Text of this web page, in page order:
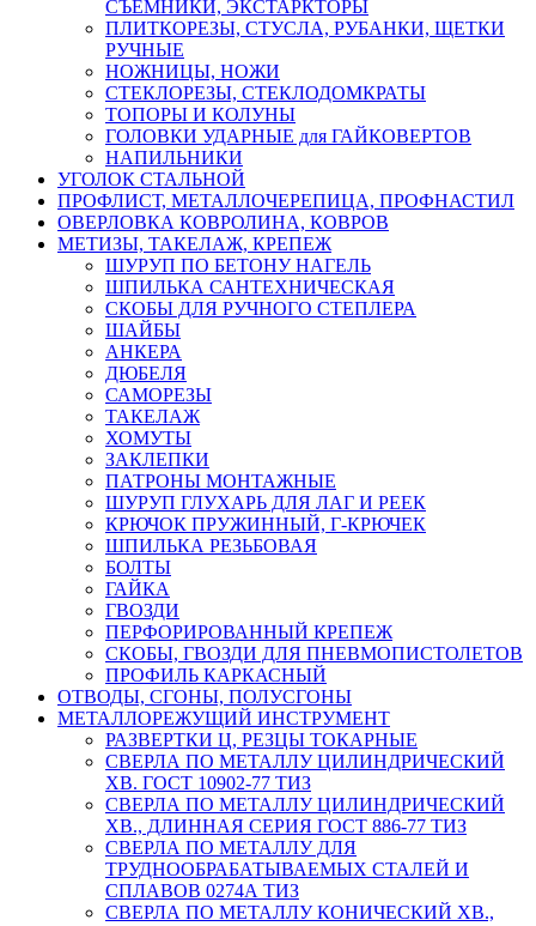
СЪЕМНИКИ, ЭКСТАРКТОРЫ
ПЛИТКОРЕЗЫ, СТУСЛА, РУБАНКИ, ЩЕТКИ
РУЧНЫЕ
НОЖНИЦЫ, НОЖИ
СТЕКЛОРЕЗЫ, СТЕКЛОДОМКРАТЫ
ТОПОРЫ И КОЛУНЫ
ГОЛОВКИ УДАРНЫЕ для ГАЙКОВЕРТОВ
НАПИЛЬНИКИ
УГОЛОК СТАЛЬНОЙ
ПРОФЛИСТ, МЕТАЛЛОЧЕРЕПИЦА, ПРОФНАСТИЛ
ОВЕРЛОВКА КОВРОЛИНА, КОВРОВ
МЕТИЗЫ, ТАКЕЛАЖ, КРЕПЕЖ
ШУРУП ПО БЕТОНУ НАГЕЛЬ
ШПИЛЬКА САНТЕХНИЧЕСКАЯ
СКОБЫ ДЛЯ РУЧНОГО СТЕПЛЕРА
ШАЙБЫ
АНКЕРА
ДЮБЕЛЯ
САМОРЕЗЫ
ТАКЕЛАЖ
ХОМУТЫ
ЗАКЛЕПКИ
ПАТРОНЫ МОНТАЖНЫЕ
ШУРУП ГЛУХАРЬ ДЛЯ ЛАГ И РЕЕК
КРЮЧОК ПРУЖИННЫЙ, Г-КРЮЧЕК
ШПИЛЬКА РЕЗЬБОВАЯ
БОЛТЫ
ГАЙКА
ГВОЗДИ
ПЕРФОРИРОВАННЫЙ КРЕПЕЖ
СКОБЫ, ГВОЗДИ ДЛЯ ПНЕВМОПИСТОЛЕТОВ
ПРОФИЛЬ КАРКАСНЫЙ
ОТВОДЫ, СГОНЫ, ПОЛУСГОНЫ
МЕТАЛЛОРЕЖУЩИЙ ИНСТРУМЕНТ
РАЗВЕРТКИ Ц, РЕЗЦЫ ТОКАРНЫЕ
СВЕРЛА ПО МЕТАЛЛУ ЦИЛИНДРИЧЕСКИЙ
ХВ. ГОСТ 10902-77 ТИЗ
СВЕРЛА ПО МЕТАЛЛУ ЦИЛИНДРИЧЕСКИЙ
ХВ., ДЛИННАЯ СЕРИЯ ГОСТ 886-77 ТИЗ
СВЕРЛА ПО МЕТАЛЛУ ДЛЯ
ТРУДНООБРАБАТЫВАЕМЫХ СТАЛЕЙ И
СПЛАВОВ 0274А ТИЗ
СВЕРЛА ПО МЕТАЛЛУ КОНИЧЕСКИЙ ХВ.,